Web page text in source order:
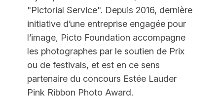
"Pictorial Service". Depuis 2016, dernière
initiative d’une entreprise engagée pour
l’image, Picto Foundation accompagne
les photographes par le soutien de Prix
ou de festivals, et est en ce sens
partenaire du concours Estée Lauder
Pink Ribbon Photo Award.